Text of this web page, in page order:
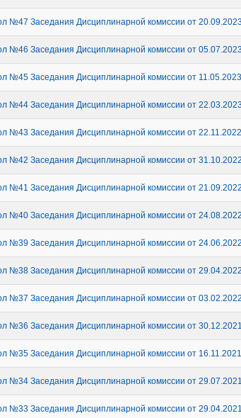
№47 Заседания Дисциплинарной комиссии от
№46 Заседания Дисциплинарной комиссии от 05.07.2023
№45 Заседания Дисциплинарной комиссии от 11.05.2023
№44 Заседания Дисциплинарной комиссии от 22.03.2023
№43 Заседания Дисциплинарной комиссии от 22.11.2022
№42 Заседания Дисциплинарной комиссии от 31.10.2022
№41 Заседания Дисциплинарной комиссии от 21.09.2022
№40 Заседания Дисциплинарной комиссии от 24.08.2022
№39 Заседания Дисциплинарной комиссии от 24.06.2022
№38 Заседания Дисциплинарной комиссии от 29.04.2022
№37 Заседания Дисциплинарной комиссии от 03.02.2022
№36 Заседания Дисциплинарной комиссии от 30.12.2021
№35 Заседания Дисциплинарной комиссии от 16.11.2021
№34 Заседания Дисциплинарной комиссии от 29.07.2021
№33 Заседания Дисциплинарной комиссии от 29.04.2021